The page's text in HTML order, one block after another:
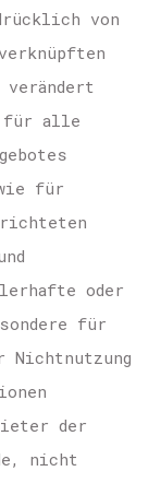
von
für alle
für
oder
für
Nichtnutzung
der
nicht